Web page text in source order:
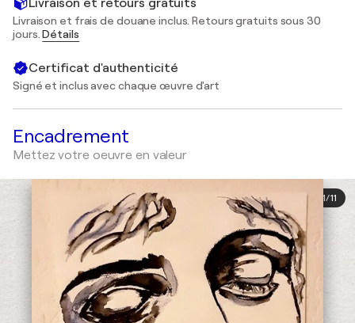
Livraison et frais de douane inclus. Retours gratuits sous 30
jours.Détails
Certificat d'authenticité
Signé et inclus avec chaque œuvre d'art
Encadrement
Mettez votre oeuvre en valeur
1/11